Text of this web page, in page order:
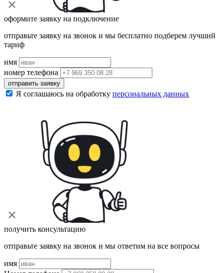
оформите заявку на подключение
отправьте заявку на звонок и мы бесплатно подберем лучший
тариф
имя
номер телефона
отправить заявку
Я соглашаюсь на обработку персональных данных
получить консультацию
отправьте заявку на звонок и мы ответим на все вопросы
имя